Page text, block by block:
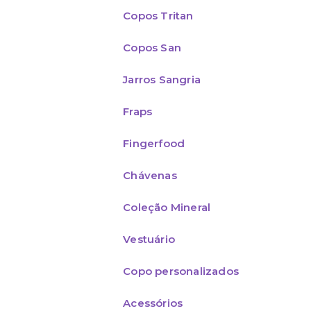
Copos Tritan
Copos San
Jarros Sangria
Fraps
Fingerfood
Chávenas
Coleção Mineral
Vestuário
Copo personalizados
Acessórios